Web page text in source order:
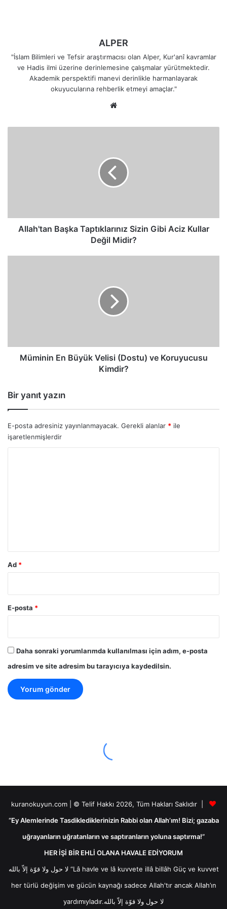
ALPER
"İslam Bilimleri ve Tefsir araştırmacısı olan Alper, Kur'anî kavramlar
ve Hadis ilmi üzerine derinlemesine çalışmalar yürütmektedir.
Akademik perspektifi manevi derinlikle harmanlayarak
okuyucularına rehberlik etmeyi amaçlar."
Midir?
Allah'tan Başka Taptıklarınız Sizin Gibi Aciz Kullar
Değil Midir?
Müminin En Büyük Velisi (Dostu) ve Koruyucusu
Kimdir?
Bir yanıt yazın
E-posta adresiniz yayınlanmayacak. Gerekli alanlar * ile
işaretlenmişlerdir
Ad *
E-posta *
Daha sonraki yorumlarımda kullanılması için adım, e-posta
adresim ve site adresim bu tarayıcıya kaydedilsin.
kuranokuyun.com | © Telif Hakkı 2026, Tüm Hakları Saklıdır |
“Ey Alemlerinde Tasdiklediklerinizin Rabbi olan Allah’ım! Bizi; gazaba
uğrayanların uğratanların ve saptıranların yoluna saptırma!”
HER İŞİ BİR EHLİ OLANA HAVALE EDİYORUM
لا حول ولا قوّة إلاّ بالله “Lâ havle ve lâ kuvvete illâ billâh Güç ve kuvvet
her türlü değişim ve gücün kaynağı sadece Allah'tır ancak Allah’ın
yardımıyladır.لا حول ولا قوّة إلاّ بالله